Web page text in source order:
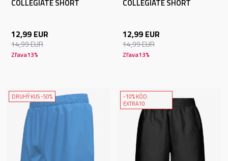
COLLEGIATE SHORT
12,99 EUR
14,99EUR
Zľava13%
COLLEGIATE SHORT
12,99 EUR
14,99EUR
Zľava13%
DRUHÝ KUS -50%
-10% KÓD:
EXTRA10